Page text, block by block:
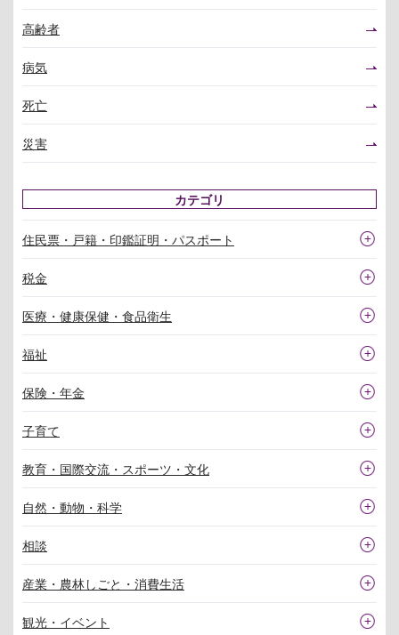
高齢者
病気
死亡
災害
カテゴリ
住民票・戸籍・印鑑証明・パスポート
税金
医療・健康保健・食品衛生
福祉
保険・年金
子育て
教育・国際交流・スポーツ・文化
自然・動物・科学
相談
産業・農林しごと・消費生活
観光・イベント